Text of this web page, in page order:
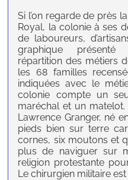
Si l’on regarde de près
Royal, la colonie à ses
de laboureurs,
graphique
répartition des métiers
les 68 familles
indiquées avec le
colonie compte un
maréchal et un matelot.
Lawrence Granger, né
pieds bien sur terre
cornes, six moutons et
plus de naviguer sur
religion protestante
Le chirurgien militaire